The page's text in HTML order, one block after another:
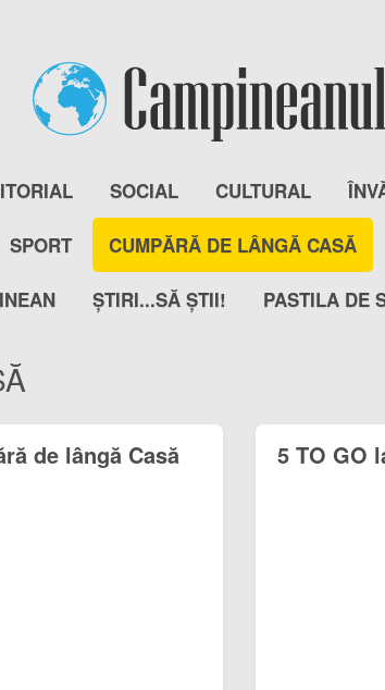
SOCIAL CULTURAL
SPORT CUMPĂRĂ DE LÂNGĂ CASĂ
ȘTIRI...SĂ ȘTII! PASTILA DE
de lângă Casă 5 TO GO